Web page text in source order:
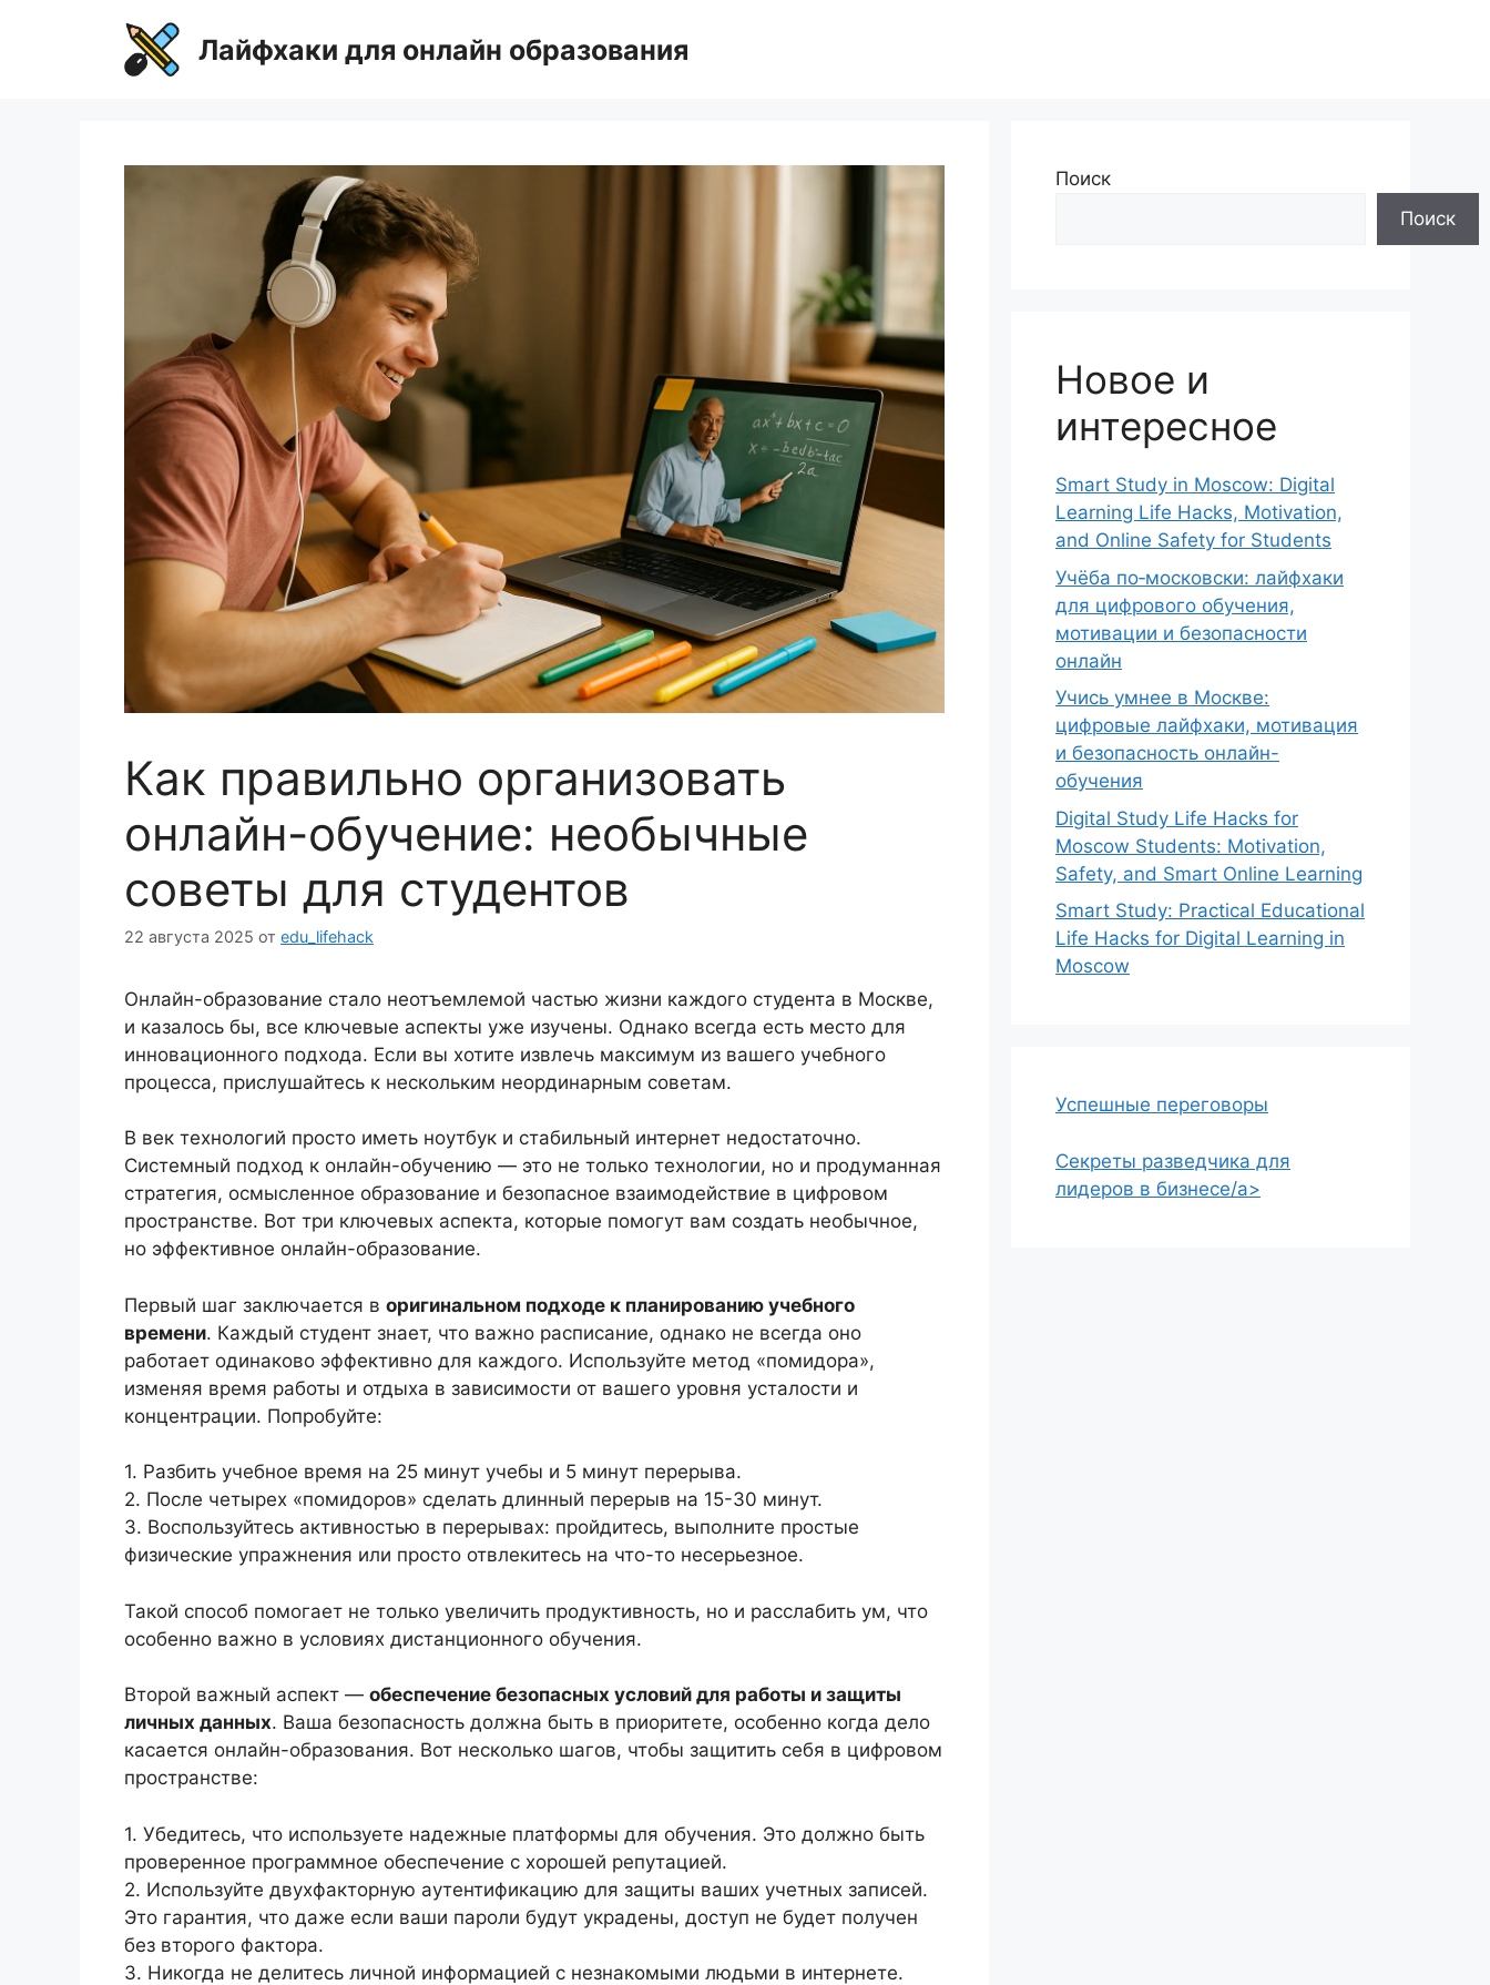
содержимому
Лайфхаки для онлайн образования
Как правильно организовать
онлайн-обучение: необычные
советы для студентов
22 августа 2025 от edu_lifehack
Онлайн-образование стало неотъемлемой частью жизни каждого студента в Москве,
и казалось бы, все ключевые аспекты уже изучены. Однако всегда есть место для
инновационного подхода. Если вы хотите извлечь максимум из вашего учебного
процесса, прислушайтесь к нескольким неординарным советам.
В век технологий просто иметь ноутбук и стабильный интернет недостаточно.
Системный подход к онлайн-обучению — это не только технологии, но и продуманная
стратегия, осмысленное образование и безопасное взаимодействие в цифровом
пространстве. Вот три ключевых аспекта, которые помогут вам создать необычное,
но эффективное онлайн-образование.
Первый шаг заключается в оригинальном подходе к планированию учебного
времени. Каждый студент знает, что важно расписание, однако не всегда оно
работает одинаково эффективно для каждого. Используйте метод «помидора»,
изменяя время работы и отдыха в зависимости от вашего уровня усталости и
концентрации. Попробуйте:
1. Разбить учебное время на 25 минут учебы и 5 минут перерыва.
2. После четырех «помидоров» сделать длинный перерыв на 15-30 минут.
3. Воспользуйтесь активностью в перерывах: пройдитесь, выполните простые
физические упражнения или просто отвлекитесь на что-то несерьезное.
Такой способ помогает не только увеличить продуктивность, но и расслабить ум, что
особенно важно в условиях дистанционного обучения.
Второй важный аспект — обеспечение безопасных условий для работы и защиты
личных данных. Ваша безопасность должна быть в приоритете, особенно когда дело
касается онлайн-образования. Вот несколько шагов, чтобы защитить себя в цифровом
пространстве:
1. Убедитесь, что используете надежные платформы для обучения. Это должно быть
проверенное программное обеспечение с хорошей репутацией.
2. Используйте двухфакторную аутентификацию для защиты ваших учетных записей.
Это гарантия, что даже если ваши пароли будут украдены, доступ не будет получен
без второго фактора.
3. Никогда не делитесь личной информацией с незнакомыми людьми в интернете.
Поиск
Поиск
Новое и
интересное
Smart Study in Moscow: Digital
Learning Life Hacks, Motivation,
and Online Safety for Students
Учёба по‑московски: лайфхаки
для цифрового обучения,
мотивации и безопасности
онлайн
Учись умнее в Москве:
цифровые лайфхаки, мотивация
и безопасность онлайн-
обучения
Digital Study Life Hacks for
Moscow Students: Motivation,
Safety, and Smart Online Learning
Smart Study: Practical Educational
Life Hacks for Digital Learning in
Moscow
Успешные переговоры
Секреты разведчика для
лидеров в бизнесе/a>